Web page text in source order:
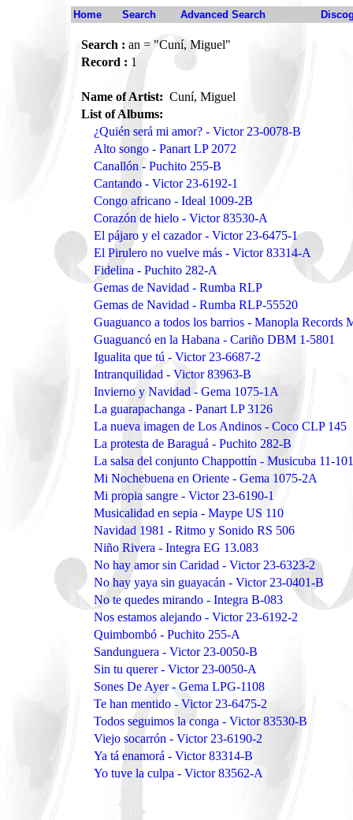
Home Search Advanced Search
Search : an = "Cuní, Miguel"
Record : 1
Name of Artist: Cuní, Miguel
List of Albums:
¿Quién será mi amor? - Victor 23-0078-B
Alto songo - Panart LP 2072
Canallón - Puchito 255-B
Cantando - Victor 23-6192-1
Congo africano - Ideal 1009-2B
Corazón de hielo - Victor 83530-A
El pájaro y el cazador - Victor 23-6475-1
El Pirulero no vuelve más - Victor 83314-A
Fidelina - Puchito 282-A
Gemas de Navidad - Rumba RLP
Gemas de Navidad - Rumba RLP-55520
Guaguanco a todos los barrios - Manopla Records
Guaguancó en la Habana - Cariño DBM 1-5801
Igualita que tú - Victor 23-6687-2
Intranquilidad - Victor 83963-B
Invierno y Navidad - Gema 1075-1A
La guarapachanga - Panart LP 3126
La nueva imagen de Los Andinos - Coco CLP 145
La protesta de Baraguá - Puchito 282-B
La salsa del conjunto Chappottín - Musicuba 11-
Mi Nochebuena en Oriente - Gema 1075-2A
Mi propia sangre - Victor 23-6190-1
Musicalidad en sepia - Maype US 110
Navidad 1981 - Ritmo y Sonido RS 506
Niño Rivera - Integra EG 13.083
No hay amor sin Caridad - Victor 23-6323-2
No hay yaya sin guayacán - Victor 23-0401-B
No te quedes mirando - Integra B-083
Nos estamos alejando - Victor 23-6192-2
Quimbombó - Puchito 255-A
Sandunguera - Victor 23-0050-B
Sin tu querer - Victor 23-0050-A
Sones De Ayer - Gema LPG-1108
Te han mentido - Victor 23-6475-2
Todos seguimos la conga - Victor 83530-B
Viejo socarrón - Victor 23-6190-2
Ya tá enamorá - Victor 83314-B
Yo tuve la culpa - Victor 83562-A